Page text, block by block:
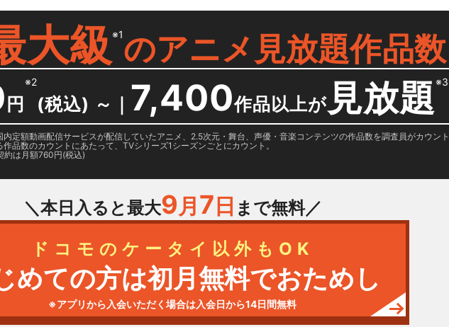
大級 ※1のアニメ見放題作品数
円
※2
(税込) ～ ｜ 7,400作品以上が 見放題※3
定額動画配信サービスが配信していたアニメ、2.5次元・舞台、声優・音楽コンテンツの作品数を調査員がカウン
品数のカウントにあたって、TVシリーズ1シーズンごとにカウント。
約は月額760円(税込)
＼本日入ると最大9月 7 日 まで無料／
ドコモのケータイ以外もOK
めての方は初月無料でおためし
※アプリから入会いただく場合は入会日から14日間無料